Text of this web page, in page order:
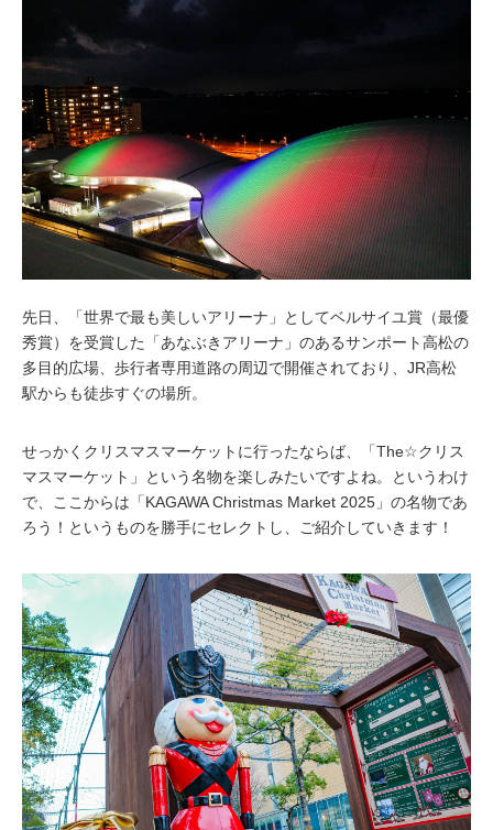
先日、「世界で最も美しいアリーナ」としてベルサイユ賞（最優
秀賞）を受賞した「あなぶきアリーナ」のあるサンポート高松の
多目的広場、歩行者専用道路の周辺で開催されており、JR高松
駅からも徒歩すぐの場所。
せっかくクリスマスマーケットに行ったならば、「The☆クリス
マスマーケット」という名物を楽しみたいですよね。というわけ
で、ここからは「KAGAWA Christmas Market 2025」の名物であ
ろう！というものを勝手にセレクトし、ご紹介していきます！